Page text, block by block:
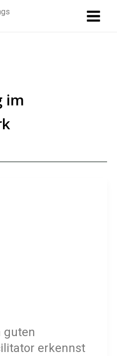
im
guten
erkennst